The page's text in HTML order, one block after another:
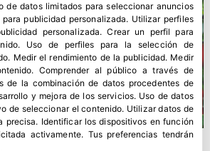
de datos limitados para seleccionar anuncios
publicidad personalizada. Utilizar perfiles
personalizada.Crear un perfil para
. Uso de perfiles para la selección de
. Medir el rendimiento de la publicidad. Medir
.Comprender al público a través de
de la combinación de datos procedentes de
y mejora de los servicios. Uso de datos
de seleccionar el contenido. Utilizar datos de
precisa. Identificar los dispositivos en función
activamente. Tus preferencias tendrán